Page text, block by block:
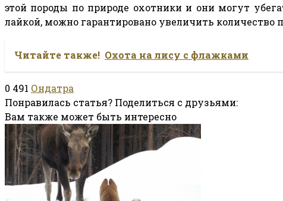
этой породы по природе охотники и они могут
лайкой, можно гарантировано увеличить
Читайте также! Охота на лису с флажками
0 491 Ондатра
Понравилась статья? Поделиться с друзьями:
Вам также может быть интересно